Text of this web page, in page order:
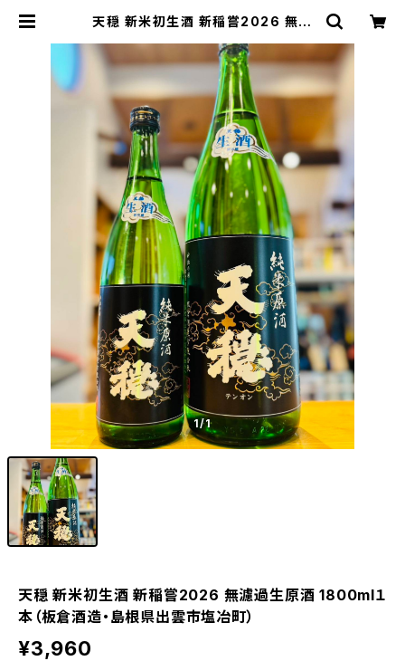
天穏 新米初生酒 新稲嘗2026 無濾
根県出雲市塩冶町） | 【BASE公式】
福原酒店｜創業1928年・広島の日本
酒・限定酒を全国通販
1/1
天穏 新米初生酒 新稲嘗2026 無濾過生原酒 1800ml１
本（板倉酒造・島根県出雲市塩冶町）
¥3,960